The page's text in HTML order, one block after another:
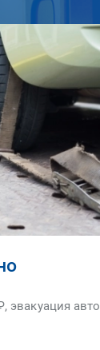
эвакуация авто